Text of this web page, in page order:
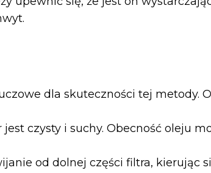
dla skuteczności tej metody.
czysty i suchy. Obecność oleju
od dolnej części filtra, kierując